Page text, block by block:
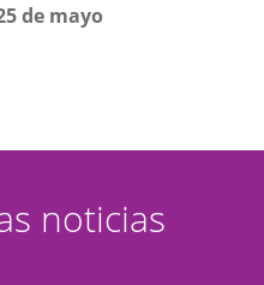
de mayo
noticias